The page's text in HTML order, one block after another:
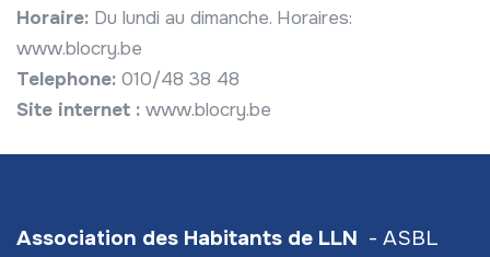
Horaire: Du lundi au dimanche. Horaires:
www.blocry.be
Telephone: 010/48 38 48
Site internet : www.blocry.be
Association des Habitants de LLN - ASBL